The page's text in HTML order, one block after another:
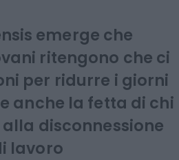
emerge che
ritengono che ci
per ridurre i giorni
anche la fetta di chi
disconnessione
lavoro